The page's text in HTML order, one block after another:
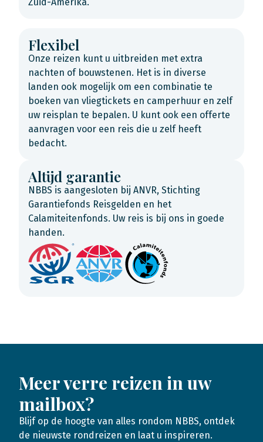
Zuid-Amerika.
Flexibel
Onze reizen kunt u uitbreiden met extra
nachten of bouwstenen. Het is in diverse
landen ook mogelijk om een combinatie te
boeken van vliegtickets en camperhuur en zelf
uw reisplan te bepalen. U kunt ook een offerte
aanvragen voor een reis die u zelf heeft
bedacht.
Altijd garantie
NBBS is aangesloten bij ANVR, Stichting
Garantiefonds Reisgelden en het
Calamiteitenfonds. Uw reis is bij ons in goede
handen.
Meer verre reizen in uw
mailbox?
Blijf op de hoogte van alles rondom NBBS, ontdek
de nieuwste rondreizen en laat u inspireren.